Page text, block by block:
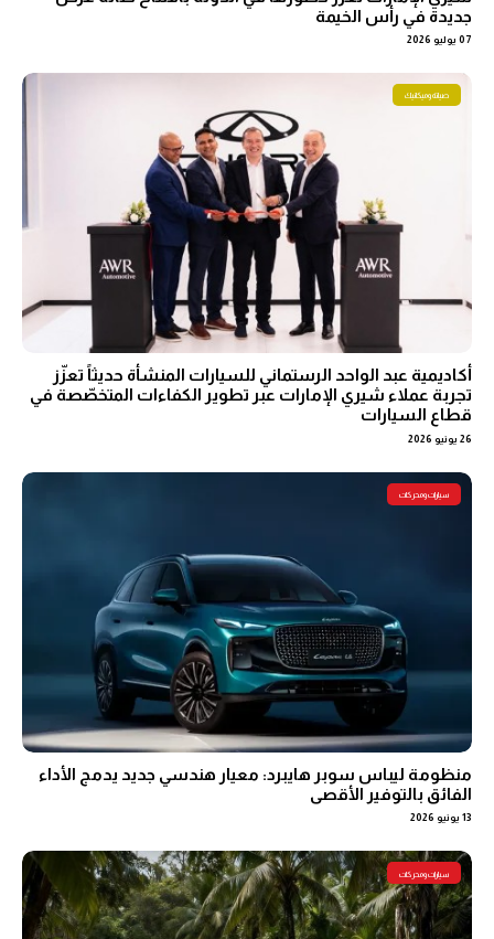
جديدة في رأس الخيمة
07 يوليو 2026
صيانة وميكانيك
أكاديمية عبد الواحد الرستماني للسيارات المنشأة حديثاً تعزّز
تجربة عملاء شيري الإمارات عبر تطوير الكفاءات المتخصّصة في
قطاع السيارات
26 يونيو 2026
سيارات ومحركات
منظومة ليباس سوبر هايبرد: معيار هندسي جديد يدمج الأداء
الفائق بالتوفير الأقصى
13 يونيو 2026
سيارات ومحركات